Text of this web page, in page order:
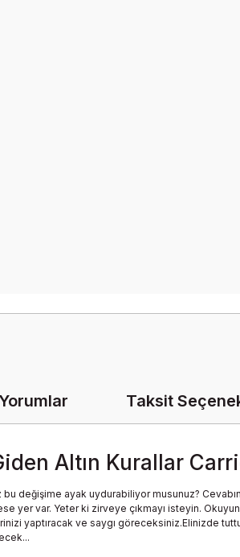
Taksit
Altın Kurallar
değişime ayak uydurabiliyor musunuz?
yer var. Yeter ki zirveye çıkmayı isteyin. Okuyun
yaptıracak ve saygı göreceksiniz.Elinizde